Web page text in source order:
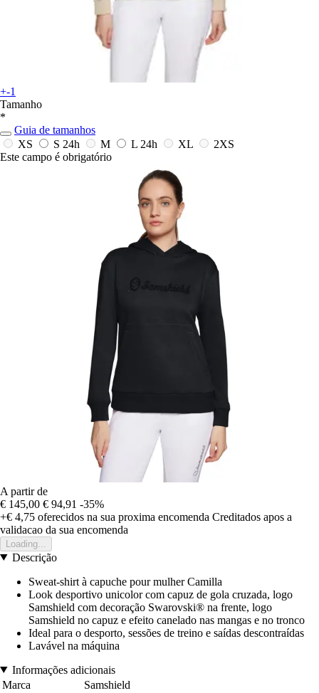
+-1
Tamanho
*
Guia de tamanhos
XS
S 24h M L 24h XL
2XS
Este campo é obrigatório
A partir de
€ 145,00 € 94,91 -35%
+€ 4,75 oferecidos na sua proxima encomenda Creditados apos a
validacao da sua encomenda
Loading...
Descrição
Sweat-shirt à capuche pour mulher Camilla
Look desportivo unicolor com capuz de gola cruzada, logo
Samshield com decoração Swarovski® na frente, logo
Samshield no capuz e efeito canelado nas mangas e no tronco
Ideal para o desporto, sessões de treino e saídas descontraídas
Lavável na máquina
Informações adicionais
Marca
Samshield